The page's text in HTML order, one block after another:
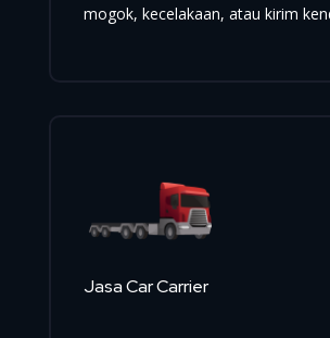
mogok, kecelakaan, atau kirim
Jasa Car Carrier